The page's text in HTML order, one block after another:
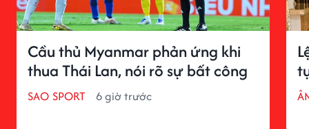
Cầu thủ Myanmar phản ứng khi
thua Thái Lan, nói rõ sự bất công
SAO SPORT 6 giờ trước